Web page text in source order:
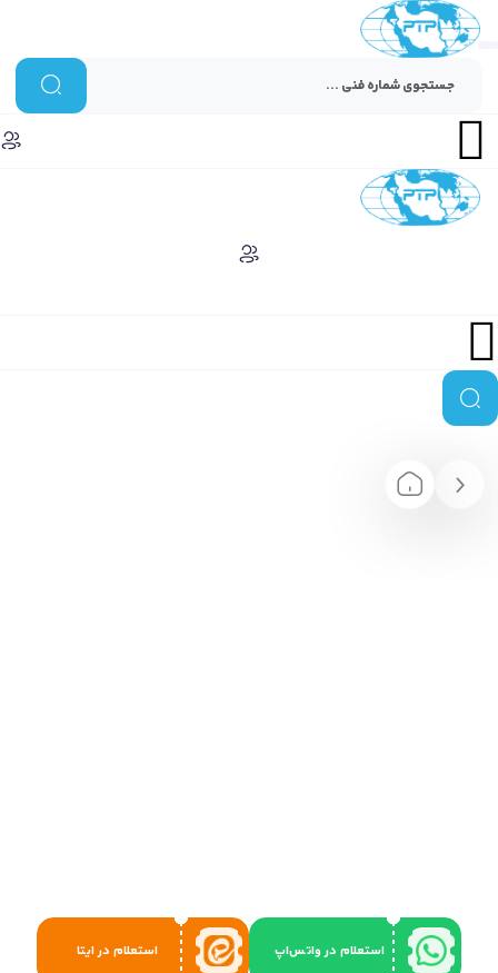
استعلام در واتس‌اپ استعلام در ایتا